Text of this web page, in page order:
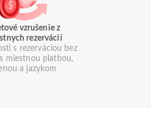
vzrušenie z
rezervácií
s rezerváciou bez
miestnou platbou,
a jazykom